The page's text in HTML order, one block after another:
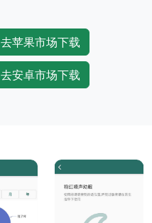
去苹果市场下载
去安卓市场下载